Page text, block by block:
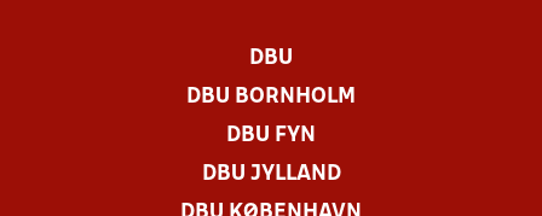
DBU
DBU BORNHOLM
DBU FYN
DBU JYLLAND